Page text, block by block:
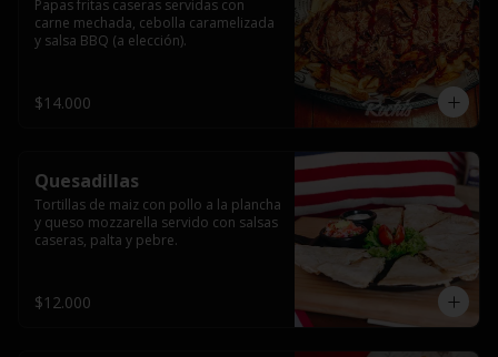
Papas fritas caseras servidas con
carne mechada, cebolla caramelizada
y salsa BBQ (a elección).
$14.000
Quesadillas
Tortillas de maiz con pollo a la plancha
y queso mozzarella servido con salsas
caseras, palta y pebre.
$12.000